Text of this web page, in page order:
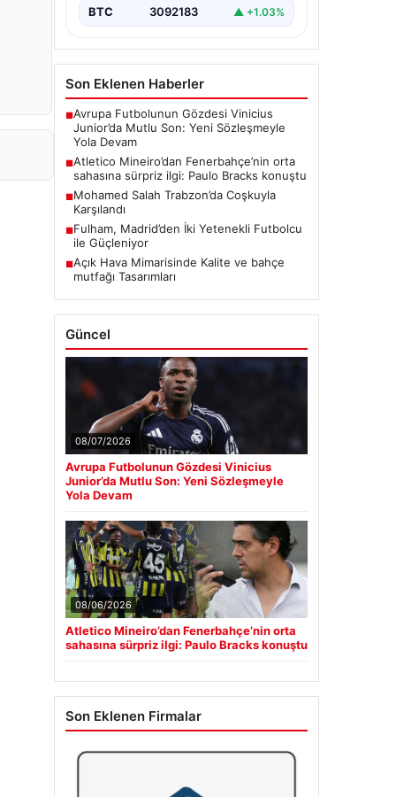
BTC 3092183 ▲ +1.03%
Son Eklenen Haberler
■Avrupa Futbolunun Gözdesi Vinicius
Junior’da Mutlu Son: Yeni Sözleşmeyle
Yola Devam
■Atletico Mineiro’dan Fenerbahçe’nin orta
sahasına sürpriz ilgi: Paulo Bracks konuştu
■Mohamed Salah Trabzon’da Coşkuyla
Karşılandı
■Fulham, Madrid’den İki Yetenekli Futbolcu
ile Güçleniyor
■Açık Hava Mimarisinde Kalite ve bahçe
mutfağı Tasarımları
Güncel
08/07/2026
Avrupa Futbolunun Gözdesi Vinicius
Junior’da Mutlu Son: Yeni Sözleşmeyle
Yola Devam
08/06/2026
Atletico Mineiro’dan Fenerbahçe’nin orta
sahasına sürpriz ilgi: Paulo Bracks konuştu
Son Eklenen Firmalar